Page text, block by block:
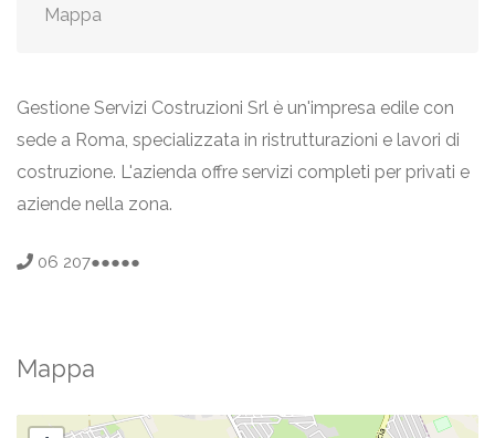
Mappa
Gestione Servizi Costruzioni Srl è un'impresa edile con
sede a Roma, specializzata in ristrutturazioni e lavori di
costruzione. L'azienda offre servizi completi per privati e
aziende nella zona.
06 207●●●●●
Mappa